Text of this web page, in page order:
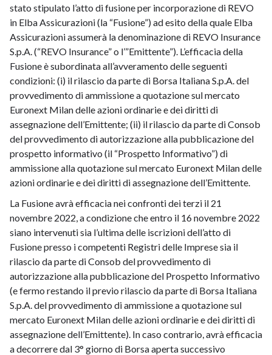
stato stipulato l’atto di fusione per incorporazione di REVO
in Elba Assicurazioni (la “Fusione”) ad esito della quale Elba
Assicurazioni assumerà la denominazione di REVO Insurance
S.p.A. (“REVO Insurance” o l’”Emittente”). L’efficacia della
Fusione è subordinata all’avveramento delle seguenti
condizioni: (i) il rilascio da parte di Borsa Italiana S.p.A. del
provvedimento di ammissione a quotazione sul mercato
Euronext Milan delle azioni ordinarie e dei diritti di
assegnazione dell’Emittente; (ii) il rilascio da parte di Consob
del provvedimento di autorizzazione alla pubblicazione del
prospetto informativo (il “Prospetto Informativo”) di
ammissione alla quotazione sul mercato Euronext Milan delle
azioni ordinarie e dei diritti di assegnazione dell’Emittente.
La Fusione avrà efficacia nei confronti dei terzi il 21
novembre 2022, a condizione che entro il 16 novembre 2022
siano intervenuti sia l’ultima delle iscrizioni dell’atto di
Fusione presso i competenti Registri delle Imprese sia il
rilascio da parte di Consob del provvedimento di
autorizzazione alla pubblicazione del Prospetto Informativo
(e fermo restando il previo rilascio da parte di Borsa Italiana
S.p.A. del provvedimento di ammissione a quotazione sul
mercato Euronext Milan delle azioni ordinarie e dei diritti di
assegnazione dell’Emittente). In caso contrario, avrà efficacia
a decorrere dal 3° giorno di Borsa aperta successivo